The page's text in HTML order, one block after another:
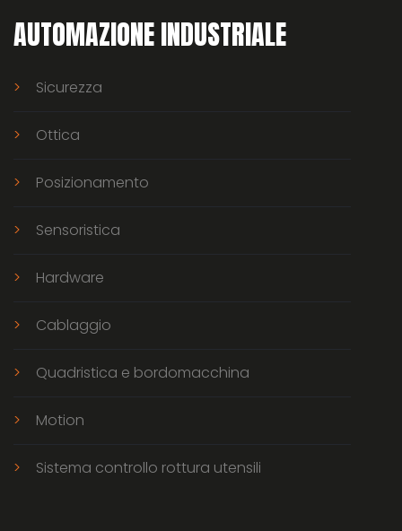
AUTOMAZIONE INDUSTRIALE
Sicurezza
Ottica
Posizionamento
Sensoristica
Hardware
Cablaggio
Quadristica e bordomacchina
Motion
Sistema controllo rottura utensili